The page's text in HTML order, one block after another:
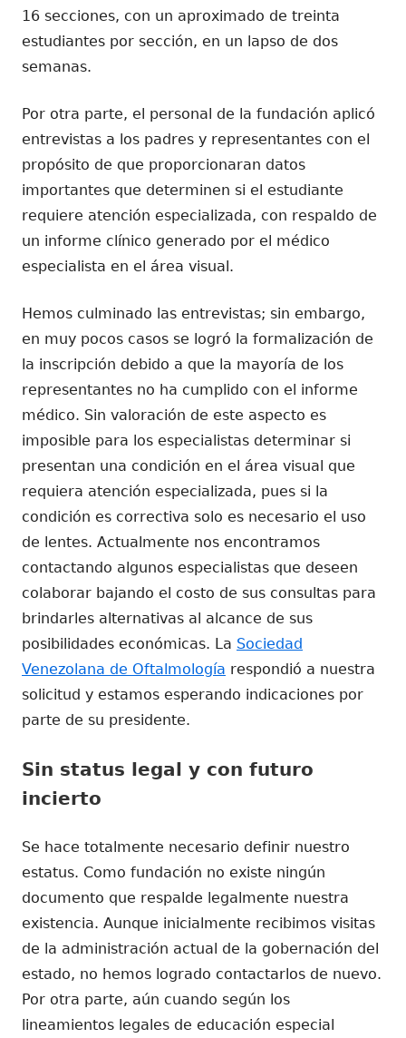
16 secciones, con un aproximado de treinta
estudiantes por sección, en un lapso de dos
semanas.
Por otra parte, el personal de la fundación aplicó
entrevistas a los padres y representantes con el
propósito de que proporcionaran datos
importantes que determinen si el estudiante
requiere atención especializada, con respaldo de
un informe clínico generado por el médico
especialista en el área visual.
Hemos culminado las entrevistas; sin embargo,
en muy pocos casos se logró la formalización de
la inscripción debido a que la mayoría de los
representantes no ha cumplido con el informe
médico. Sin valoración de este aspecto es
imposible para los especialistas determinar si
presentan una condición en el área visual que
requiera atención especializada, pues si la
condición es correctiva solo es necesario el uso
de lentes. Actualmente nos encontramos
contactando algunos especialistas que deseen
colaborar bajando el costo de sus consultas para
brindarles alternativas al alcance de sus
posibilidades económicas. La Sociedad
Venezolana de Oftalmología respondió a nuestra
solicitud y estamos esperando indicaciones por
parte de su presidente.
Sin status legal y con futuro
incierto
Se hace totalmente necesario definir nuestro
estatus. Como fundación no existe ningún
documento que respalde legalmente nuestra
existencia. Aunque inicialmente recibimos visitas
de la administración actual de la gobernación del
estado, no hemos logrado contactarlos de nuevo.
Por otra parte, aún cuando según los
lineamientos legales de educación especial